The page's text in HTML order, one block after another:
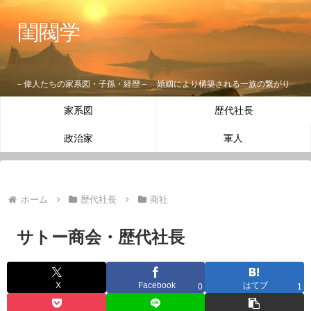
閨閥学
－偉人たちの家系図・子孫・経歴－ 婚姻により構築される一族の繋がり
家系図 歴代社長
政治家 軍人
ホーム 歴代社長 商社
サトー商会・歴代社長
X Facebook 0 はてブ 1